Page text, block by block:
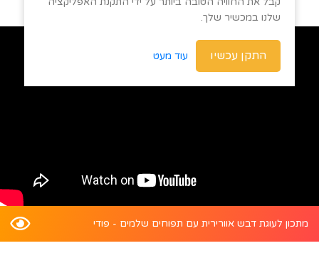
מתכון לעוגת דבש אוורירית עם תפוחים שלמים - פודי
שלנו במכשיר שלך.
התקן עכשיו עוד מעט